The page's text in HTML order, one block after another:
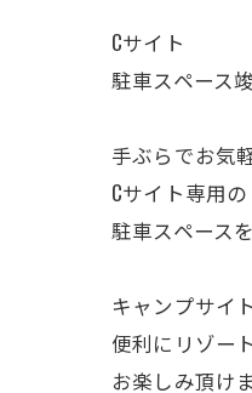
Cサイト
駐車スペース
手ぶらでお気
Cサイト専用の
駐車スペース
キャンプサイ
便利にリゾー
お楽しみ頂け